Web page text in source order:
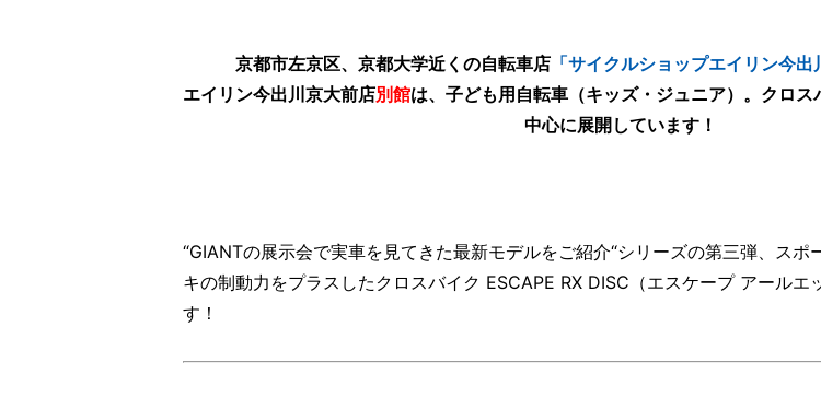
京都市左京区、京都大学近くの自転車店 「サイクルショップエイリン今出
エイリン今出川京大前店別館は、子ども用自転車（キッズ・ジュニア）。クロ
中心に展開しています！
“GIANTの展示会で実車を見てきた最新モデルをご紹介“シリーズの第三弾、スポ
キの制動力をプラスしたクロスバイク ESCAPE RX DISC（エスケープ アールエ
す！